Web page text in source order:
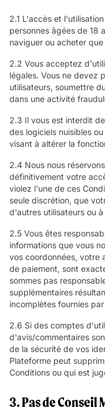
2.1 L'accès et
personnes âgées de 18
naviguer ou acheter
2.2 Vous acceptez
légales. Vous ne devez
utilisateurs, soumettre
dans une activité
2.3 Il vous est interdit
des logiciels nuisibles
visant à altérer la
2.4 Nous nous
définitivement votre
violez l'une de ces
seule discrétion, que
d'autres utilisateurs ou
2.5 Vous êtes
informations que vous
vos coordonnées, votre
de paiement, sont
sommes pas
supplémentaires
incomplètes fournies
2.6 Si des comptes
d'avis/commentaires
de la sécurité de vos
Plateforme peut
Conditions ou qui est
3. Pas de Conseil